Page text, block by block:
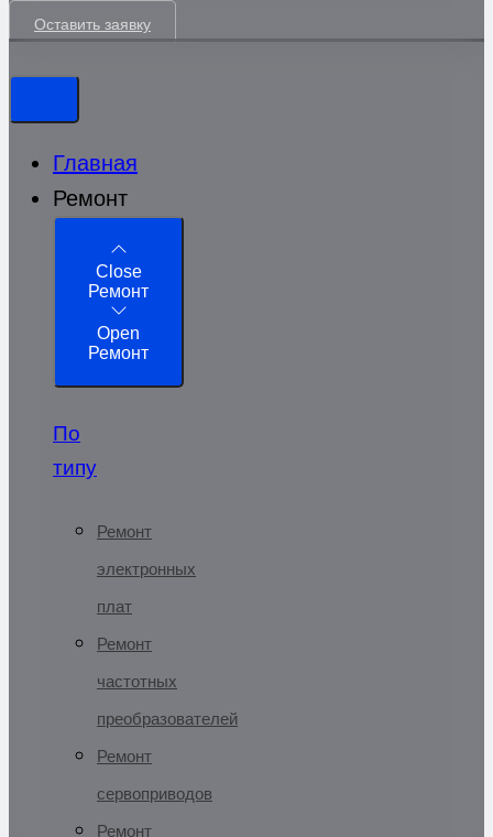
Оставить заявку
Главная
Ремонт
Close
Ремонт
Open
Ремонт
По
типу
Ремонт
электронных
плат
Ремонт
частотных
преобразователей
Ремонт
сервоприводов
Ремонт